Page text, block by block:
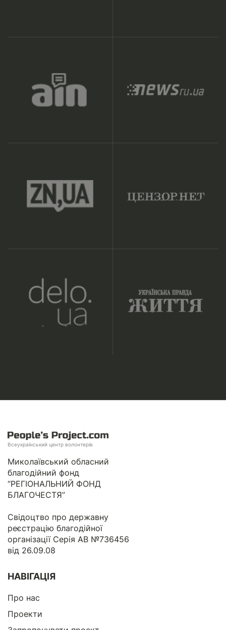
Всеукраїнський центр волонтерів
Миколаївський обласний
благодійний фонд
“РЕГІОНАЛЬНИЙ ФОНД
БЛАГОЧЕСТЯ”
Свідоцтво про державну
реєстрацію благодійної
організації Серія АВ №736456
від 26.09.08
НАВІГАЦІЯ
Про нас
Проекти